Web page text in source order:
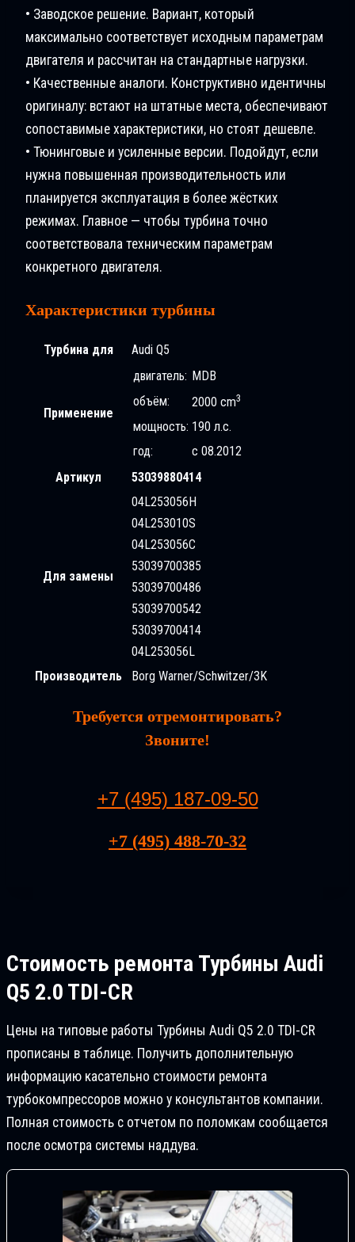
• Заводское решение. Вариант, который
максимально соответствует исходным параметрам
двигателя и рассчитан на стандартные нагрузки.
• Качественные аналоги. Конструктивно идентичны
оригиналу: встают на штатные места, обеспечивают
сопоставимые характеристики, но стоят дешевле.
• Тюнинговые и усиленные версии. Подойдут, если
нужна повышенная производительность или
планируется эксплуатация в более жёстких
режимах. Главное — чтобы турбина точно
соответствовала техническим параметрам
конкретного двигателя.
Характеристики турбины
Турбина для Audi Q5
Применение
двигатель: MDB
объём:
2000 cm3
мощность: 190 л.с.
год:
с 08.2012
Артикул
53039880414
Для замены
04L253056H
04L253010S
04L253056C
53039700385
53039700486
53039700542
53039700414
04L253056L
Производитель
Borg Warner/Schwitzer/3K
Требуется отремонтировать?
Звоните!
+7 (495) 187-09-50
+7 (495) 488-70-32
Стоимость ремонта Турбины Audi
Q5 2.0 TDI-CR
Цены на типовые работы Турбины Audi Q5 2.0 TDI-CR
прописаны в таблице. Получить дополнительную
информацию касательно стоимости ремонта
турбокомпрессоров можно у консультантов компании.
Полная стоимость с отчетом по поломкам сообщается
после осмотра системы наддува.